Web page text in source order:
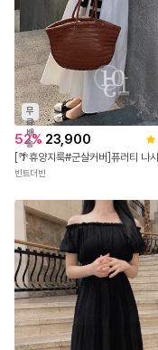
무
료
배
송
52% 23,900
빈트더빈